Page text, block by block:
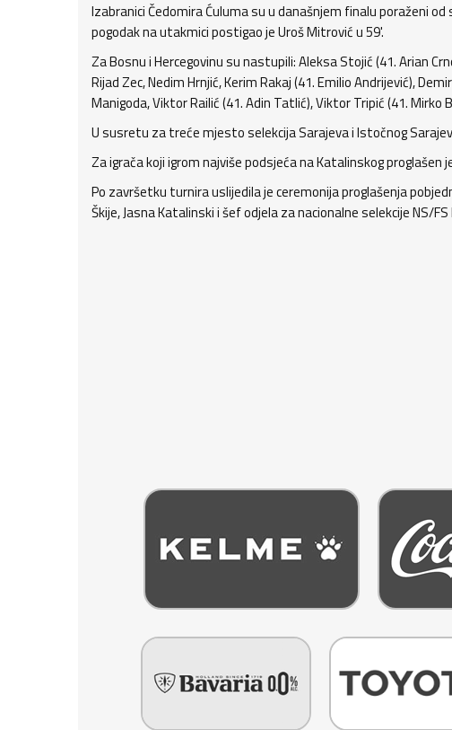
Izabranici Čedomira Ćuluma su u današnjem finalu poraženi
pogodak na utakmici postigao je Uroš Mitrović u 59'.
Za Bosnu i Hercegovinu su nastupili: Aleksa Stojić (41. Arian
Rijad Zec, Nedim Hrnjić, Kerim Rakaj (41. Emilio Andrijević),
Manigoda, Viktor Railić (41. Adin Tatlić), Viktor Tripić (41. Mirko
U susretu za treće mjesto selekcija Sarajeva i Istočnog
Za igrača koji igrom najviše podsjeća na Katalinskog proglašen
Po završetku turnira uslijedila je ceremonija proglašenja
Škije, Jasna Katalinski i šef odjela za nacionalne selekcije NS/FS